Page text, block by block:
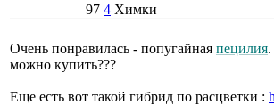
97 4 Химки
Очень понравилась - попугайная пецилия
можно купить???
Еще есть вот такой гибрид по расцветки :